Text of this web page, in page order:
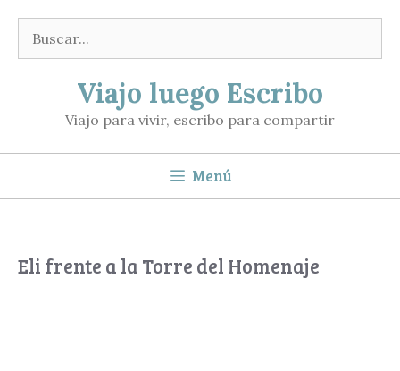
contenido
Buscar:
Viajo luego Escribo
Viajo para vivir, escribo para compartir
Menú
Eli frente a la Torre del Homenaje